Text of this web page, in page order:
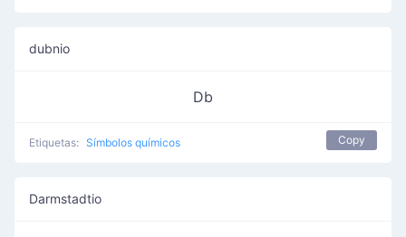
dubnio
Db
Etiquetas: Símbolos químicos Copy
Darmstadtio